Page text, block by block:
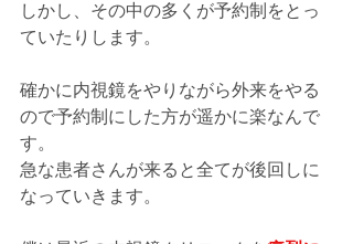
しかし、その中の多くが予約制をとっ
ていたりします。
確かに内視鏡をやりながら外来をやる
ので予約制にした方が遥かに楽なんで
す。
急な患者さんが来ると全てが後回しに
なっていきます。